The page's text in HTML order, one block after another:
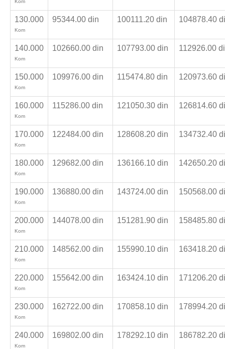
Kom
130.000
Kom
95344.00 din 100111.20 din 104878.40
140.000
Kom
102660.00 din 107793.00 din 112926.00
150.000
Kom
109976.00 din 115474.80 din 120973.60
160.000
Kom
115286.00 din 121050.30 din 126814.60
170.000
Kom
122484.00 din 128608.20 din 134732.40
180.000
Kom
129682.00 din 136166.10 din 142650.20
190.000
Kom
136880.00 din 143724.00 din 150568.00
200.000
Kom
144078.00 din 151281.90 din 158485.80
210.000
Kom
148562.00 din 155990.10 din 163418.20
220.000
Kom
155642.00 din 163424.10 din 171206.20
230.000
Kom
162722.00 din 170858.10 din 178994.20
240.000
Kom
169802.00 din 178292.10 din 186782.20